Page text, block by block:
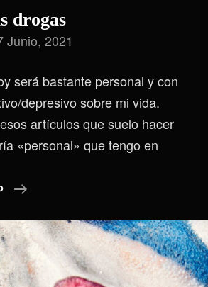
drogas
Junio, 2021
será bastante personal y con
depresivo sobre mi vida.
artículos que suelo hacer
«personal» que tengo en
Dile
A
Las
Drogas